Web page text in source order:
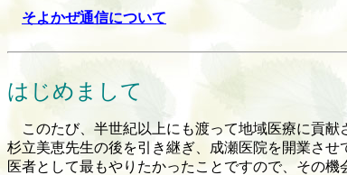
そよかぜ通信について
はじめまして
このたび、半世紀以上にも渡って地域医療に貢献
杉立美恵先生の後を引き継ぎ、成瀬医院を開業さ
医者として最もやりたかったことですので、その機